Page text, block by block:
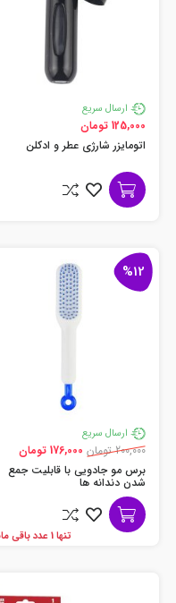
ارسال سریع
125,000 تومان
اتومایزر شارژی عطر و ادکلن
%12
ارسال سریع
200,000 تومان
176,000 تومان
برس مو جادویی با قابلیت جمع
شدن دندانه ها
تنها 1 عدد باقی مانده